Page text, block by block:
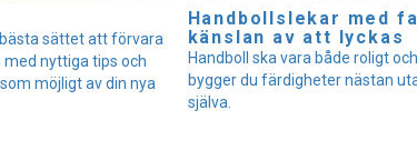
sättet att förvara
med nyttiga tips och
möjligt av din nya
Handbollslekar med
känslan av att lyckas
Handboll ska vara både roligt
bygger du färdigheter nästan
själva.